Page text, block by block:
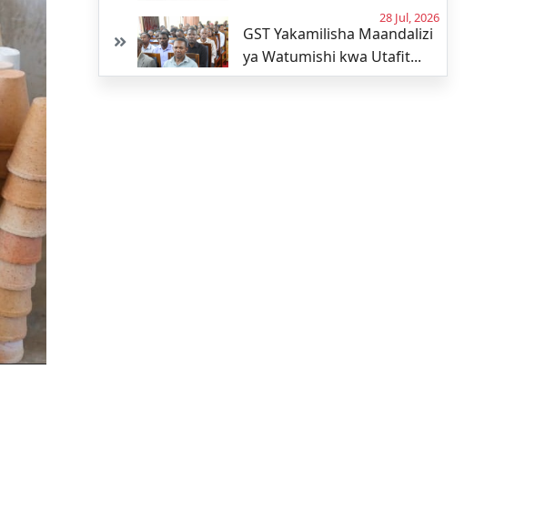
GST Yakamilisha Maandalizi
ya Watumishi kwa Utafit...
28 Jul, 2026